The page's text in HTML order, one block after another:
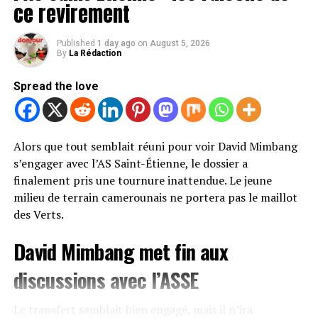
me
prochaine.
Pour Schalke 04, cette arrivée représenterait un renfort
de poids au milieu de terrain. Le club, qui nourrit de
d’un joueur déjà habitué au très haut niveau en
Bundesliga.
Un nouveau défi pour l’international
camerounais
Après plusieurs saisons sous les couleurs de l’Eintracht
Francfort, Dina Ebimbe s’apprête à tourner une
Germain, le Lion Indomptable s’était révélé en
Allemagne grâce à sa puissance physique, sa qualité de
percussion et sa capacité à évoluer à plusieurs postes du
ce revirement
Published 1 day ago on August 5, 2026
By La Rédaction
Spread the love
Alors que tout semblait réuni pour voir David Mimbang
s’engager avec l’AS Saint-Étienne, le dossier a
finalement pris une tournure inattendue. Le jeune
milieu de terrain camerounais ne portera pas le maillot
des Verts.
David Mimbang met fin aux
discussions avec l’ASSE